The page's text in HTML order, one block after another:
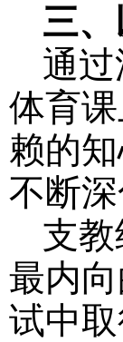
三、
通
体育
赖的
不断深
支
最内
试中